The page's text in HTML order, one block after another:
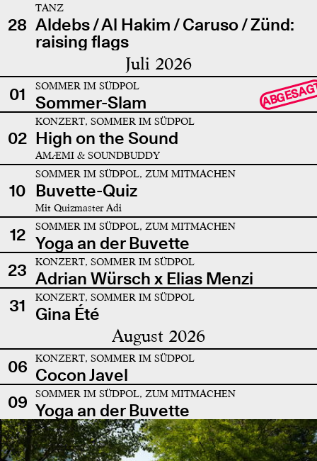
28
TANZ
Aldebs / Al Hakim / Caruso / Zünd:
raising flags
Juli 2026
01 SOMMER IM SÜDPOL
Sommer-Slam
02
KONZERT, SOMMER IM SÜDPOL
High on the Sound
AMÆMI & SOUNDBUDDY
10
SOMMER IM SÜDPOL, ZUM MITMACHEN
Buvette-Quiz
Mit Quizmaster Adi
12 SOMMER IM SÜDPOL, ZUM MITMACHEN
Yoga an der Buvette
23
KONZERT, SOMMER IM SÜDPOL
Adrian Würsch x Elias Menzi
31
KONZERT, SOMMER IM SÜDPOL
Gina Été
August 2026
06 KONZERT, SOMMER IM SÜDPOL
Cocon Javel
09
SOMMER IM SÜDPOL, ZUM MITMACHEN
Yoga an der Buvette